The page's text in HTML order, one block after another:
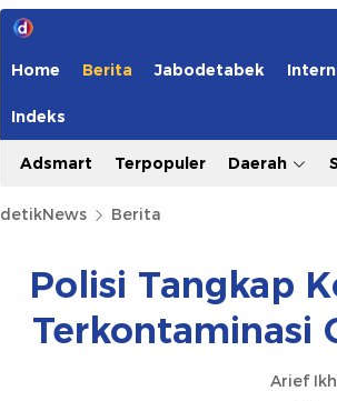
Home Berita Jabodetabek
Indeks
Adsmart Terpopuler Daerah
detikNews Berita
Polisi Tangkap
Terkontaminasi
Arief